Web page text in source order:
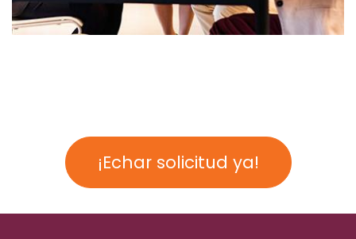
¡Echar solicitud ya!